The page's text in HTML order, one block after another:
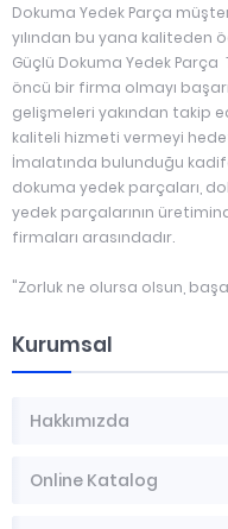
Dokuma Yedek Parça
yılından bu yana kaliteden
Güçlü Dokuma Yedek
öncü bir firma olmayı
gelişmeleri yakından takip
kaliteli hizmeti vermeyi
İmalatında bulunduğu
dokuma yedek parçaları,
yedek parçalarının
firmaları arasındadır.
"Zorluk ne olursa olsun,
Kurumsal
Hakkımızda
Online Katalog